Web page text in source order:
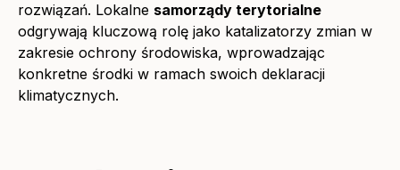
rozwiązań. Lokalne samorządy terytorialne
odgrywają kluczową rolę jako katalizatorzy zmian w
zakresie ochrony środowiska, wprowadzając
konkretne środki w ramach swoich deklaracji
klimatycznych.